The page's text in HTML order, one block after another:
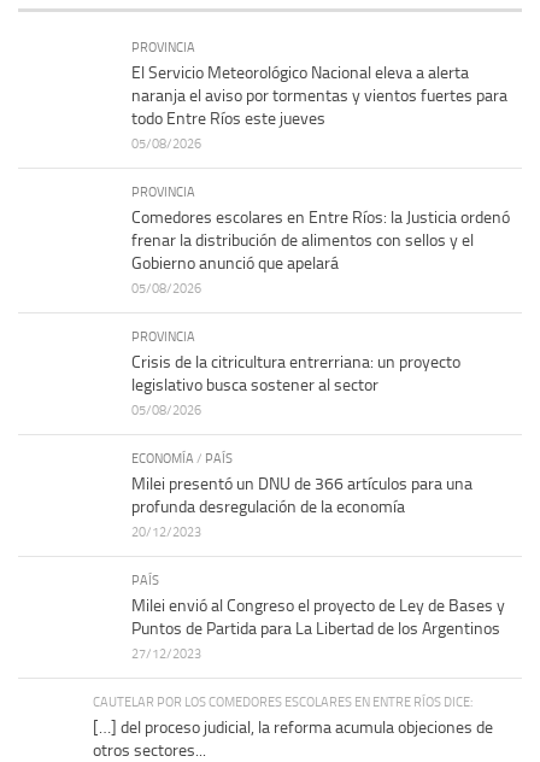
PROVINCIA
El Servicio Meteorológico Nacional eleva a alerta
naranja el aviso por tormentas y vientos fuertes para
todo Entre Ríos este jueves
05/08/2026
PROVINCIA
Comedores escolares en Entre Ríos: la Justicia ordenó
frenar la distribución de alimentos con sellos y el
Gobierno anunció que apelará
05/08/2026
PROVINCIA
Crisis de la citricultura entrerriana: un proyecto
legislativo busca sostener al sector
05/08/2026
ECONOMÍA / PAÍS
Milei presentó un DNU de 366 artículos para una
profunda desregulación de la economía
20/12/2023
PAÍS
Milei envió al Congreso el proyecto de Ley de Bases y
Puntos de Partida para La Libertad de los Argentinos
27/12/2023
CAUTELAR POR LOS COMEDORES ESCOLARES EN ENTRE RÍOS DICE:
[…] del proceso judicial, la reforma acumula objeciones de
otros sectores...